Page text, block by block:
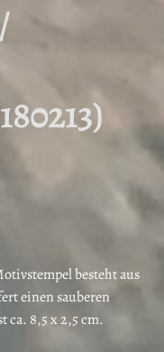
besteht aus
einen sauberen
ca. 8,5 x 2,5 cm.